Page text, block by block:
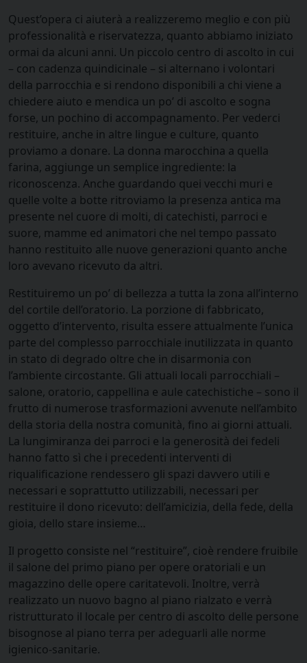
Quest’opera ci aiuterà a realizzeremo meglio e con più
professionalità e riservatezza, quanto abbiamo iniziato
ormai da alcuni anni. Un piccolo centro di ascolto in cui
– con cadenza quindicinale – si alternano i volontari
della parrocchia e si rendono disponibili a chi viene a
chiedere aiuto e mendica un po’ di ascolto e sogna
forse, un pochino di accompagnamento. Per vederci
restituire, anche in altre lingue e culture, quanto
proviamo a donare. La donna marocchina a quella
farina, aggiunge un semplice ingrediente: la
riconoscenza. Anche guardando quei vecchi muri e
quelle volte a botte ritroviamo la presenza antica ma
presente nel cuore di molti, di catechisti, parroci e
suore, mamme ed animatori che nel tempo passato
hanno restituito alle nuove generazioni quanto anche
loro avevano ricevuto da altri.
Restituiremo un po’ di bellezza a tutta la zona all’interno
del cortile dell’oratorio. La porzione di fabbricato,
oggetto d’intervento, risulta essere attualmente l’unica
parte del complesso parrocchiale inutilizzata in quanto
in stato di degrado oltre che in disarmonia con
l’ambiente circostante. Gli attuali locali parrocchiali –
salone, oratorio, cappellina e aule catechistiche – sono il
frutto di numerose trasformazioni avvenute nell’ambito
della storia della nostra comunità, fino ai giorni attuali.
La lungimiranza dei parroci e la generosità dei fedeli
hanno fatto sì che i precedenti interventi di
riqualificazione rendessero gli spazi davvero utili e
necessari e soprattutto utilizzabili, necessari per
restituire il dono ricevuto: dell’amicizia, della fede, della
gioia, dello stare insieme…
Il progetto consiste nel “restituire”, cioè rendere fruibile
il salone del primo piano per opere oratoriali e un
magazzino delle opere caritatevoli. Inoltre, verrà
realizzato un nuovo bagno al piano rialzato e verrà
ristrutturato il locale per centro di ascolto delle persone
bisognose al piano terra per adeguarli alle norme
igienico-sanitarie.